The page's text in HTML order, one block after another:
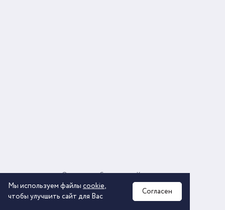
2026 © ООО «КОМОС ГРУПП» «Торговая компания»
О компании Соглашение
Политика обработки персональных данных
Контакты
Мы используем файлы cookie,
чтобы улучшить сайт для Вас
Согласен